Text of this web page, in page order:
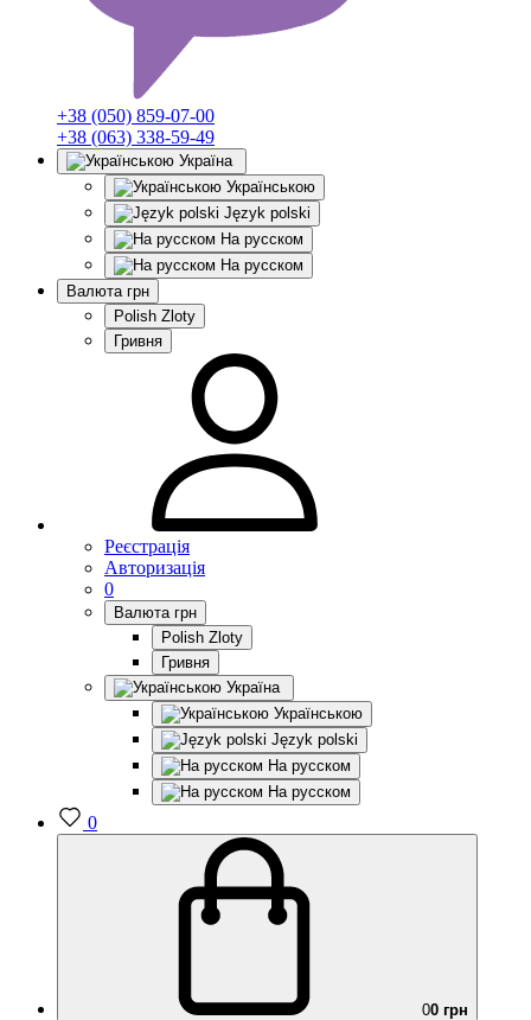
+38 (050) 859-07-00
+38 (063) 338-59-49
Україна
Українською
Język polski
На русском
На русском
Валюта грн
Polish Zloty
Гривня
Реєстрація
Авторизація
0
Валюта грн
Polish Zloty
Гривня
Україна
Українською
Język polski
На русском
На русском
0
00 грн